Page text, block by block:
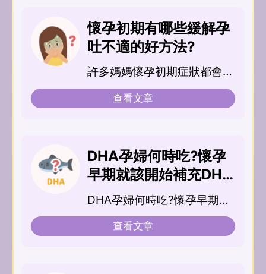
懷孕初期有哪些緩解孕
吐不適的好方法?
許多媽媽懷孕初期症狀都會經
歷噁心不...
查看文章
DHA孕婦何時吃?懷孕
早期就該開始補充DHA
嗎?
DHA孕婦何時吃?懷孕早期就
該開始補充...
查看文章